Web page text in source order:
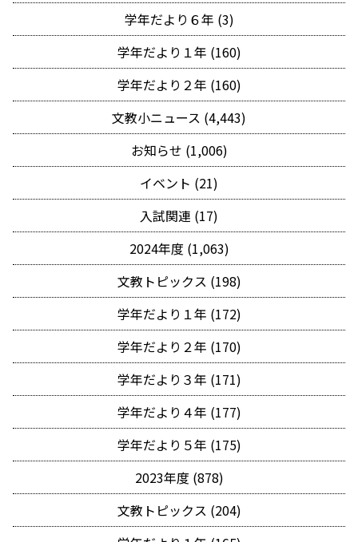
学年だより６年 (3)
学年だより１年 (160)
学年だより２年 (160)
文教小ニュース (4,443)
お知らせ (1,006)
イベント (21)
入試関連 (17)
2024年度 (1,063)
文教トピックス (198)
学年だより１年 (172)
学年だより２年 (170)
学年だより３年 (171)
学年だより４年 (177)
学年だより５年 (175)
2023年度 (878)
文教トピックス (204)